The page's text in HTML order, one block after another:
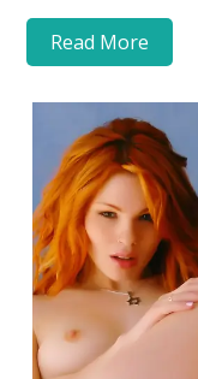
Read More